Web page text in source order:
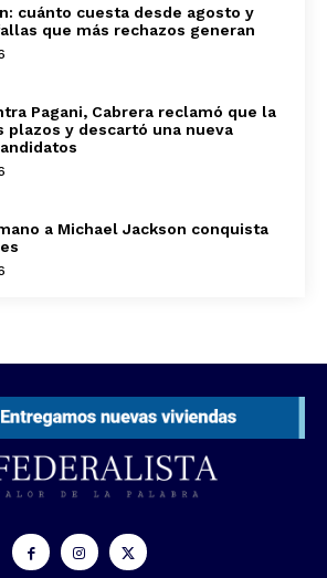
cuánto cuesta desde agosto y
que más rechazos generan
Pagani, Cabrera reclamó que la
plazos y descartó una nueva
a Michael Jackson conquista